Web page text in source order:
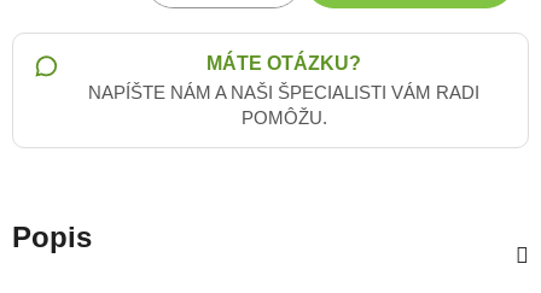
Jednotková cena:
MÁTE OTÁZKU?
NAPÍŠTE NÁM A NAŠI ŠPECIALISTI VÁM RADI
POMÔŽU.
Popis